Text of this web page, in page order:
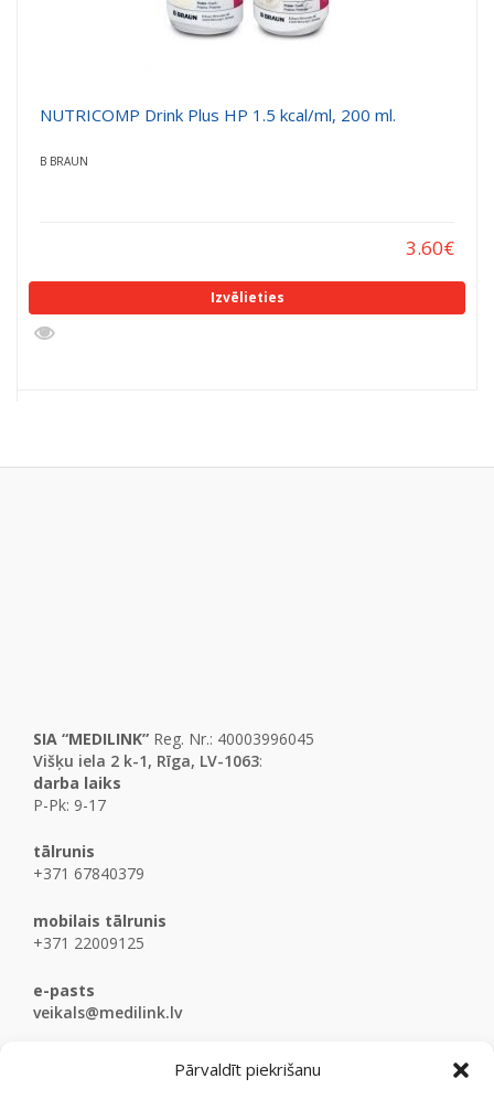
Pārvaldīt piekrišanu
NUTRICOMP Drink Plus HP 1.5 kcal/ml, 200 ml.
B BRAUN
3.60€
Izvēlieties
SIA “MEDILINK” Reg. Nr.: 40003996045
Višķu iela 2 k-1, Rīga, LV-1063:
darba laiks
P-Pk: 9-17
tālrunis
+371 67840379
mobilais tālrunis
+371 22009125
e-pasts
veikals@medilink.lv